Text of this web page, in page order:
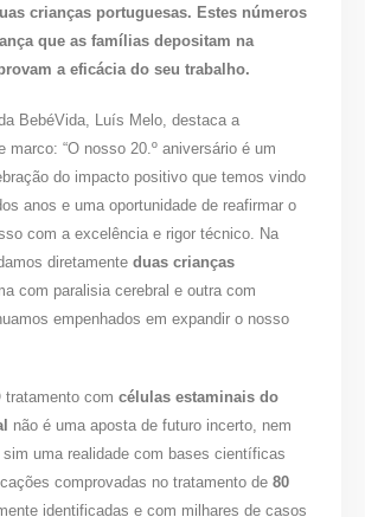
crianças portuguesas. Estes números
que as famílias depositam na
a eficácia do seu trabalho.
BebéVida, Luís Melo, destaca a
marco: “O nosso 20.º aniversário é um
do impacto positivo que temos vindo
anos e uma oportunidade de reafirmar o
com a excelência e rigor técnico. Na
diretamenteduas crianças
com paralisia cerebral e outra com
empenhados em expandir o nosso
tratamento comcélulas estaminais do
não é uma aposta de futuro incerto, nem
uma realidade com bases científicas
comprovadas no tratamento de 80
identificadas e com milhares de casos